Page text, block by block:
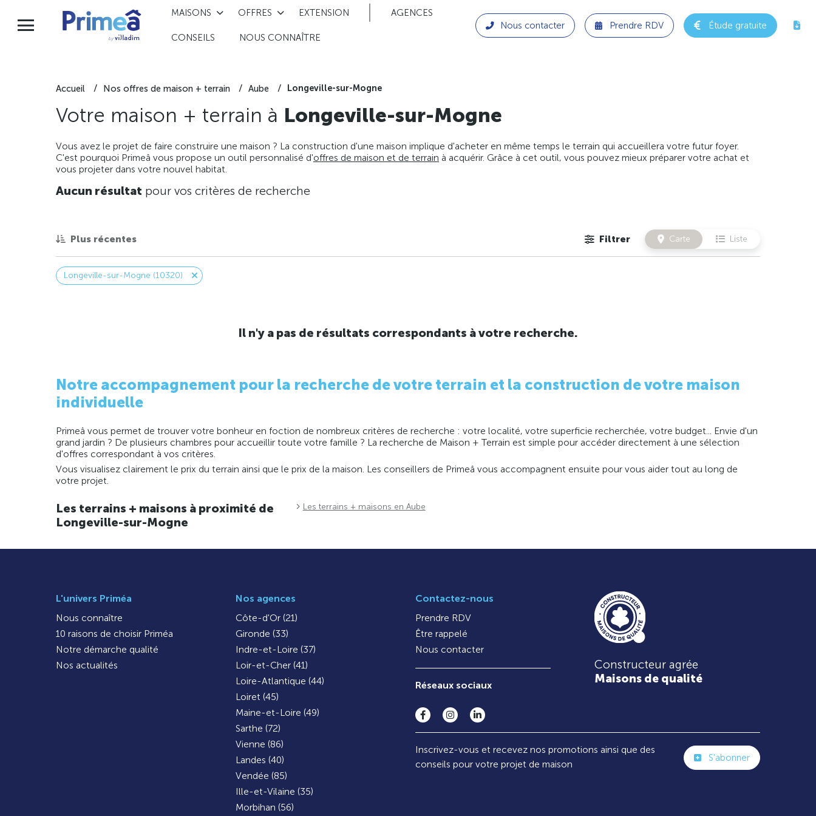
MAISONS OFFRES EXTENSION AGENCES
CONSEILS NOUS CONNAÎTRE
Nous contacter Prendre RDV Étude gratuite
Accueil Nos offres de maison + terrain Aube Longeville-sur-Mogne
Votre maison + terrain à Longeville-sur-Mogne
Vous avez le projet de faire construire une maison ? La construction d'une maison implique d'acheter en même temps le terrain qui accueillera votre futur foyer.
C'est pourquoi Primeâ vous propose un outil personnalisé d'offres de maison et de terrain à acquérir. Grâce à cet outil, vous pouvez mieux préparer votre achat et
vous projeter dans votre nouvel habitat.
Aucun résultat pour vos critères de recherche
Plus récentes Filtrer Carte Liste
Longeville-sur-Mogne (10320)
Il n'y a pas de résultats correspondants à votre recherche.
Notre accompagnement pour la recherche de votre terrain et la construction de votre maison
individuelle
Primeâ vous permet de trouver votre bonheur en foction de nombreux critères de recherche : votre localité, votre superficie recherchée, votre budget... Envie d'un
grand jardin ? De plusieurs chambres pour accueillir toute votre famille ? La recherche de Maison + Terrain est simple pour accéder directement à une sélection
d'offres correspondant à vos critères.
Vous visualisez clairement le prix du terrain ainsi que le prix de la maison. Les conseillers de Primeâ vous accompagnent ensuite pour vous aider tout au long de
votre projet.
Les terrains + maisons à proximité de
Longeville-sur-Mogne
Les terrains + maisons en Aube
L'univers Priméa
Nous connaître
10 raisons de choisir Priméa
Notre démarche qualité
Nos actualités
Nos agences
Côte-d'Or (21)
Gironde (33)
Indre-et-Loire (37)
Loir-et-Cher (41)
Loire-Atlantique (44)
Loiret (45)
Maine-et-Loire (49)
Sarthe (72)
Vienne (86)
Landes (40)
Vendée (85)
Ille-et-Vilaine (35)
Morbihan (56)
Contactez-nous
Prendre RDV
Être rappelé
Nous contacter
Réseaux sociaux
Constructeur agrée
Maisons de qualité
Inscrivez-vous et recevez nos promotions ainsi que des
conseils pour votre projet de maison
S'abonner